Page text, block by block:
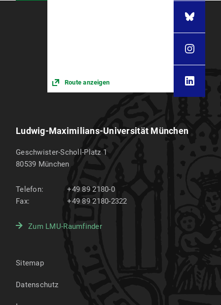
Route anzeigen
Ludwig-Maximilians-Universität München
Geschwister-Scholl-Platz 1
80539 München
Telefon:
+49 89 2180-0
Fax:
+49 89 2180-2322
Zum LMU-Raumfinder
Sitemap
Datenschutz